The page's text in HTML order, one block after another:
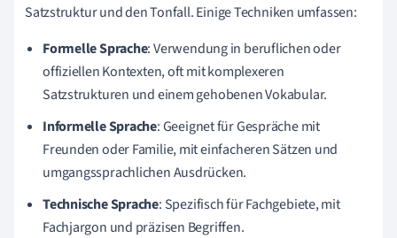
Satzstruktur und den Tonfall. Einige Techniken umfassen:
Formelle Sprache: Verwendung in beruflichen oder
offiziellen Kontexten, oft mit komplexeren
Satzstrukturen und einem gehobenen Vokabular.
Informelle Sprache: Geeignet für Gespräche mit
Freunden oder Familie, mit einfacheren Sätzen und
umgangssprachlichen Ausdrücken.
Technische Sprache: Spezifisch für Fachgebiete, mit
Fachjargon und präzisen Begriffen.